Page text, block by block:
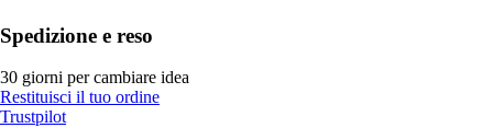
Spedizione e reso
30 giorni per cambiare idea
Restituisci il tuo ordine
Trustpilot